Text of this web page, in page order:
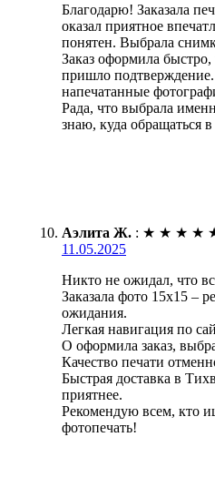
Благодарю! Заказала
оказал приятное
понятен. Выбрала
Заказ оформила быстро,
пришло
напечатанные
Рада, что выбрала
знаю, куда обращаться
Аэлита Ж. : ★ ★ ★ ★
11.05.2025
Никто не ожидал, что
Заказала фото 15х15 –
ожидания.
Легкая навигация по
О оформила заказ,
Качество печати
Быстрая доставка в
приятнее.
Рекомендую всем, кто
фотопечать!